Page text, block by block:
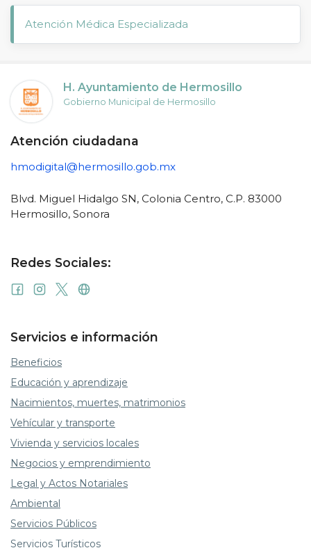
Atención Médica Especializada
H. Ayuntamiento de Hermosillo
Gobierno Municipal de Hermosillo
Atención ciudadana
hmodigital@hermosillo.gob.mx
Blvd. Miguel Hidalgo SN, Colonia Centro, C.P. 83000
Hermosillo, Sonora
Redes Sociales:
Servicios e información
Beneficios
Educación y aprendizaje
Nacimientos, muertes, matrimonios
Vehícular y transporte
Vivienda y servicios locales
Negocios y emprendimiento
Legal y Actos Notariales
Ambiental
Servicios Públicos
Servicios Turísticos